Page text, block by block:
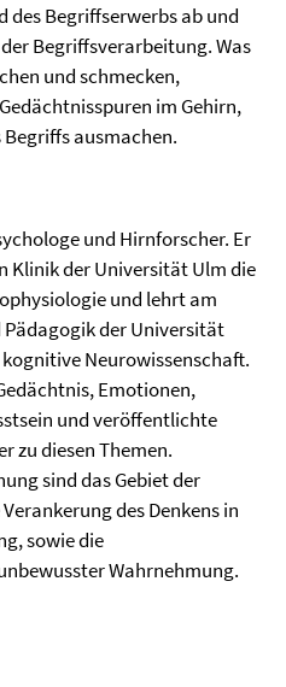
des Begriffserwerbs ab und
Begriffsverarbeitung. Was
und schmecken,
im Gehirn,
ausmachen.
und Hirnforscher. Er
Klinik der Universität Ulm die
und lehrt am
der Universität
Neurowissenschaft.
Emotionen,
und veröffentlichte
zu diesen Themen.
sind das Gebiet der
des Denkens in
sowie die
Wahrnehmung.